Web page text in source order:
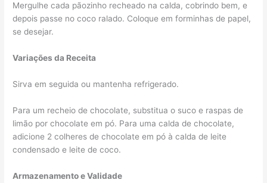
Mergulhe cada pãozinho recheado na calda, cobrindo bem, e
depois passe no coco ralado. Coloque em forminhas de papel,
se desejar.
Variações da Receita
Sirva em seguida ou mantenha refrigerado.
Para um recheio de chocolate, substitua o suco e raspas de
limão por chocolate em pó. Para uma calda de chocolate,
adicione 2 colheres de chocolate em pó à calda de leite
condensado e leite de coco.
Armazenamento e Validade